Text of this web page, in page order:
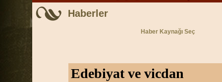
Haberler
Haber Kaynağı Seç
Edebiyat ve vicdan